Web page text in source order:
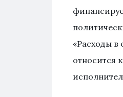
«Расходы в
относится